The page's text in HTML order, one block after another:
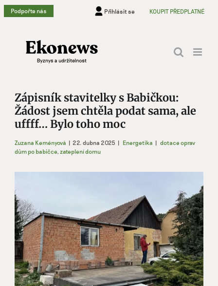
Přeskočit
na
Podpořte nás Přihlásit se KOUPIT PŘEDPLATNÉ
Zápisník stavitelky s Babičkou:
Žádost jsem chtěla podat sama, ale
uffff… Bylo toho moc
Zuzana Keményová | 22. dubna 2025 | Energetika | dotace oprav
dům po babičce, zateplení domu
větší
obrázek